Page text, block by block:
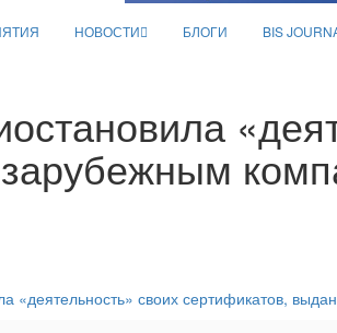
НОВОСТИ БЛОГИ BIS
«деятельность» своих сертификатов,